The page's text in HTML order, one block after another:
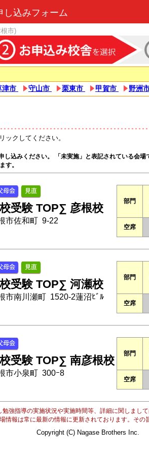
し込みフォーム
市)
津市 守山市 栗東市 甲賀市 野洲
ックしてください。
込みください。 「未実施」と表記されている会場
す。
受験 TOP∑ 彦根校
市佐和町 9-22
部門
空席
受験 TOP∑ 河瀬校
市南川瀬町 1520-2蓮沼ﾋﾞﾙ
部門
空席
受験 TOP∑ 南彦根校
市小泉町 300ｰ8
部門
空席
強指導の実施状況や実施時間等、詳細に関しまし
情報は常に最新の情報に更新されております。その
Copyright (C) Nagase Brothers Inc.